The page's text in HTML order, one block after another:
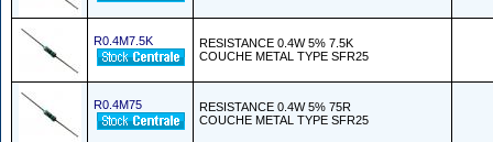
R0.4M7.5K
RESISTANCE 0.4W 5% 7.5K
COUCHE METAL TYPE SFR25
R0.4M75
RESISTANCE 0.4W 5% 75R
COUCHE METAL TYPE SFR25